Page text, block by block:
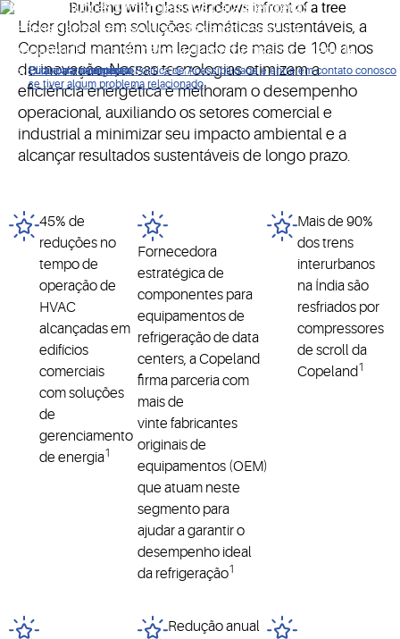
Clique para ver nossa Política de Acessibilidade e entre em contato conosco
se tiver algum problema relacionado
Pular para navegação
Pular para o conteúdo
Pular para pesquisa
Nossas soluções são projetadas para atender às
necessidades em evolução das empresas e às
megatendências globais da descarbonização, além de
transições de energia e refrigerante.
Líder global em soluções climáticas sustentáveis, a
Copeland mantém um legado de mais de 100 anos
de inovação. Nossas tecnologias otimizam a
eficiência energética e melhoram o desempenho
operacional, auxiliando os setores comercial e
industrial a minimizar seu impacto ambiental e a
alcançar resultados sustentáveis de longo prazo.
45% de
reduções no
tempo de
operação de
HVAC
alcançadas em
edifícios
comerciais
com soluções
de
gerenciamento
de energia1
Fornecedora
estratégica de
componentes para
equipamentos de
refrigeração de data
centers, a Copeland
firma parceria com
mais de
vinte fabricantes
originais de
equipamentos (OEM)
que atuam neste
segmento para
ajudar a garantir o
desempenho ideal
da refrigeração1
Mais de 90%
dos trens
interurbanos
na Índia são
resfriados por
compressores
de scroll da
Copeland1
Redução anual